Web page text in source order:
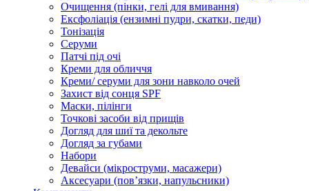
Очищення (пінки, гелі для вмивання)
Ексфоліація (ензимні пудри, скатки, педи)
Тонізація
Серуми
Патчі під очі
Креми для обличчя
Креми/ серуми для зони навколо очей
Захист від сонця SPF
Маски, пілінги
Точкові засоби від прищів
Догляд для шиї та декольте
Догляд за губами
Набори
Девайси (мікроструми, масажери)
Аксесуари (повʼязки, напульсники)